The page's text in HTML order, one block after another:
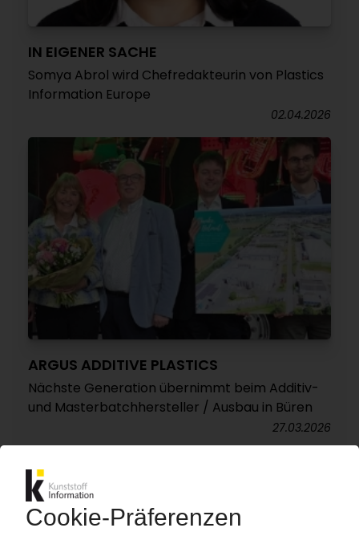
IN EIGENER SACHE
Somya Abrol wird Chefredakteurin von Plastics
Information Europe
02.04.2026
ARGUS ADDITIVE PLASTICS
Nächste Generation übernimmt beim Additiv-
und Masterbatchhersteller / Ausbau in Büren
27.03.2026